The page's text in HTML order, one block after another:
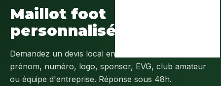
Maillot foot
personnalisé à
Demandez un devis local en
prénom, numéro, logo, sponsor, EVG, club amateur
ou équipe d'entreprise. Réponse sous 48h.